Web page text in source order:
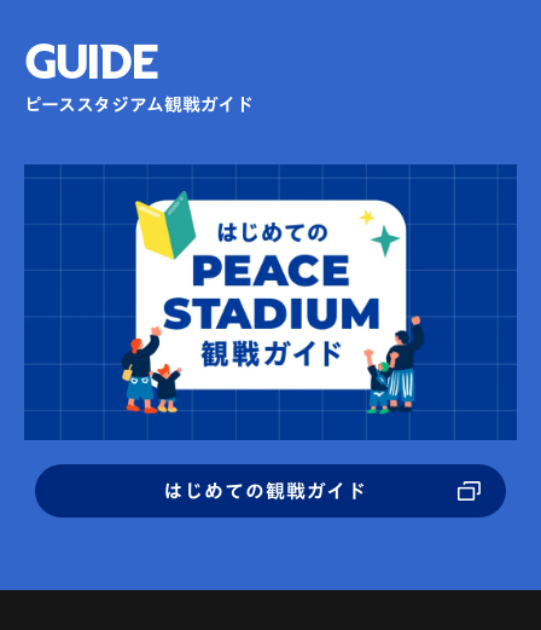
GUIDE
ピーススタジアム観戦ガイド
はじめての観戦ガイド